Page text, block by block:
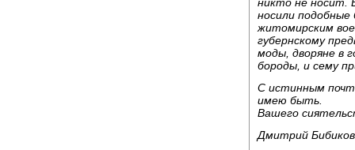
носили подобные
житомирским
губернскому
моды, дворяне в
бороды, и сему
С истинным
имею быть.
Вашего
Дмитрий